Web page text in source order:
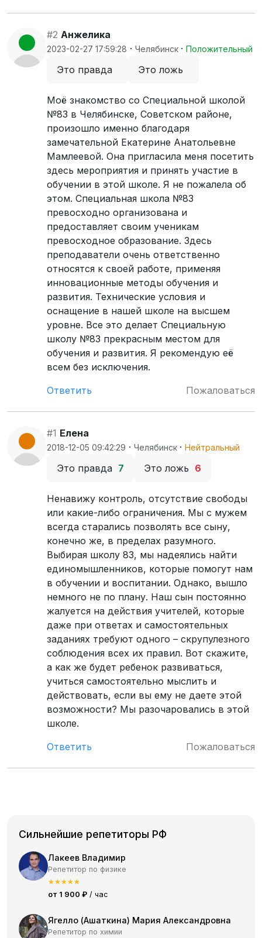
#2 Анжелика
2023-02-27 17:59:28 · Челябинск · Положительный
Это правда Это ложь
Моё знакомство со Специальной школой
№83 в Челябинске, Советском районе,
произошло именно благодаря
замечательной Екатерине Анатольевне
Мамлеевой. Она пригласила меня посетить
здесь мероприятия и принять участие в
обучении в этой школе. Я не пожалела об
этом. Специальная школа №83
превосходно организована и
предоставляет своим ученикам
превосходное образование. Здесь
преподаватели очень ответственно
относятся к своей работе, применяя
инновационные методы обучения и
развития. Технические условия и
оснащение в нашей школе на высшем
уровне. Все это делает Специальную
школу №83 прекрасным местом для
обучения и развития. Я рекомендую её
всем без исключения.
Ответить
Пожаловаться
#1 Елена
2018-12-05 09:42:29 · Челябинск · Нейтральный
Это правда 7 Это ложь 6
Ненавижу контроль, отсутствие свободы
или какие-либо ограничения. Мы с мужем
всегда старались позволять все сыну,
конечно же, в пределах разумного.
Выбирая школу 83, мы надеялись найти
единомышленников, которые помогут нам
в обучении и воспитании. Однако, вышло
немного не по плану. Наш сын постоянно
жалуется на действия учителей, которые
даже при ответах и самостоятельных
заданиях требуют одного – скрупулезного
соблюдения всех их правил. Вот скажите,
а как же будет ребенок развиваться,
учиться самостоятельно мыслить и
действовать, если вы ему не даете этой
возможности? Мы разочаровались в этой
школе.
Ответить
Пожаловаться
Сильнейшие репетиторы РФ
Лакеев Владимир
Репетитор по физике
★★★★★
от 1 900 ₽ / час
Ягелло (Ашаткина) Мария Александровна
Репетитор по химии